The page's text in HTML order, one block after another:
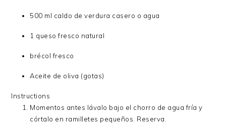
500 ml caldo de verdura casero o agua
1 queso fresco natural
brécol fresco
Aceite de oliva (gotas)
Instructions
Momentos antes lávalo bajo el chorro de agua fría y
córtalo en ramilletes pequeños. Reserva.